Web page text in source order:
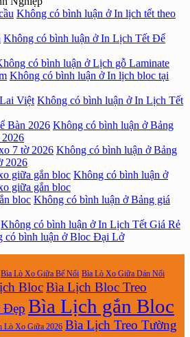
Không có bình luận ở In lịch tết theo
Không có bình luận ở In Lịch Tết Để
có bình luận ở Lịch gỗ Laminate
Không có bình luận ở In lịch bloc tại
Việt Không có bình luận ở In Lịch Tết
Bàn 2026 Không có bình luận ở Bảng
7 tờ 2026 Không có bình luận ở Bảng
2026
giữa gắn bloc Không có bình luận ở
giữa gắn bloc
bloc Không có bình luận ở Bảng giá
Không có bình luận ở In Lịch Tết Giá Rẻ
có bình luận ở Bloc Đại Lở
Bìa Lò Xo Giữa Bế Nổi Bìa Lò Xo Giữa Dán Nổi
BlocBìa Lịch Bloc Treo
Đẹp Bìa Lịch gắn Bloc
Lò Xo Giữa 2026 Bìa Lịch Treo Tường